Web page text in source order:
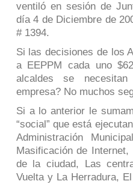
ventiló en sesión de
día 4 de Diciembre de
# 1394.
Si las decisiones de los
a EEPPM cada uno
alcaldes se
empresa? No muchos
Si a lo anterior le
“social” que está
Administración
Masificación de
de la ciudad, Las
Vuelta y La Herradura,